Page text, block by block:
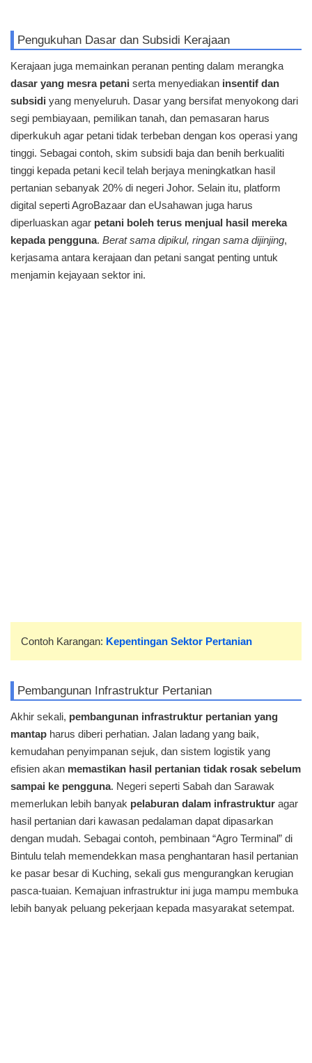
Pengukuhan Dasar dan Subsidi Kerajaan
Kerajaan juga memainkan peranan penting dalam merangka
dasar yang mesra petani serta menyediakan insentif dan
subsidi yang menyeluruh. Dasar yang bersifat menyokong dari
segi pembiayaan, pemilikan tanah, dan pemasaran harus
diperkukuh agar petani tidak terbeban dengan kos operasi yang
tinggi. Sebagai contoh, skim subsidi baja dan benih berkualiti
tinggi kepada petani kecil telah berjaya meningkatkan hasil
pertanian sebanyak 20% di negeri Johor. Selain itu, platform
digital seperti AgroBazaar dan eUsahawan juga harus
diperluaskan agar petani boleh terus menjual hasil mereka
kepada pengguna. Berat sama dipikul, ringan sama dijinjing,
kerjasama antara kerajaan dan petani sangat penting untuk
menjamin kejayaan sektor ini.
Contoh Karangan: Kepentingan Sektor Pertanian
Pembangunan Infrastruktur Pertanian
Akhir sekali, pembangunan infrastruktur pertanian yang
mantap harus diberi perhatian. Jalan ladang yang baik,
kemudahan penyimpanan sejuk, dan sistem logistik yang
efisien akan memastikan hasil pertanian tidak rosak sebelum
sampai ke pengguna. Negeri seperti Sabah dan Sarawak
memerlukan lebih banyak pelaburan dalam infrastruktur agar
hasil pertanian dari kawasan pedalaman dapat dipasarkan
dengan mudah. Sebagai contoh, pembinaan “Agro Terminal” di
Bintulu telah memendekkan masa penghantaran hasil pertanian
ke pasar besar di Kuching, sekali gus mengurangkan kerugian
pasca-tuaian. Kemajuan infrastruktur ini juga mampu membuka
lebih banyak peluang pekerjaan kepada masyarakat setempat.